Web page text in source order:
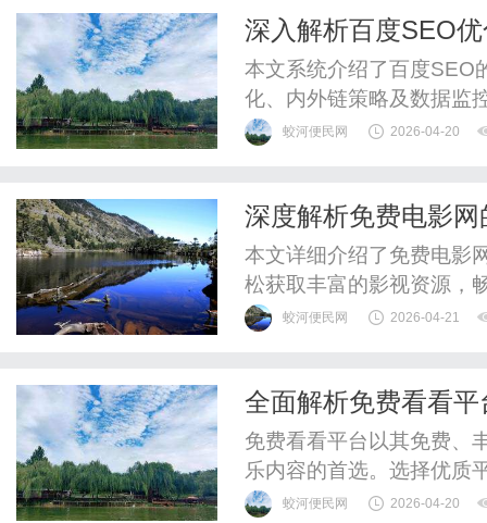
深入解析百度SEO
本文系统介绍了百度SEO
化、内外链策略及数据监
表现。蛟河便民网 2026-04-20
深度解析免费电影
源
本文详细介绍了免费电影
松获取丰富的影视资源，
蛟河便民网 2026-04-21
全面解析免费看看
免费看看平台以其免费、
乐内容的首选。选择优质
蛟河便民网 2026-04-20